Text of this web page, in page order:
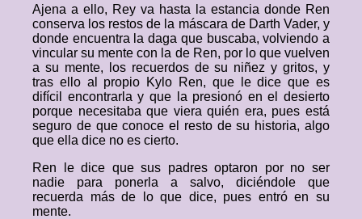
Ajena a ello, Rey va hasta la estancia donde Ren
conserva los restos de la máscara de Darth Vader, y
donde encuentra la daga que buscaba, volviendo a
vincular su mente con la de Ren, por lo que vuelven
a su mente, los recuerdos de su niñez y gritos, y
tras ello al propio Kylo Ren, que le dice que es
difícil encontrarla y que la presionó en el desierto
porque necesitaba que viera quién era, pues está
seguro de que conoce el resto de su historia, algo
que ella dice no es cierto.
Ren le dice que sus padres optaron por no ser
nadie para ponerla a salvo, diciéndole que
recuerda más de lo que dice, pues entró en su
mente.